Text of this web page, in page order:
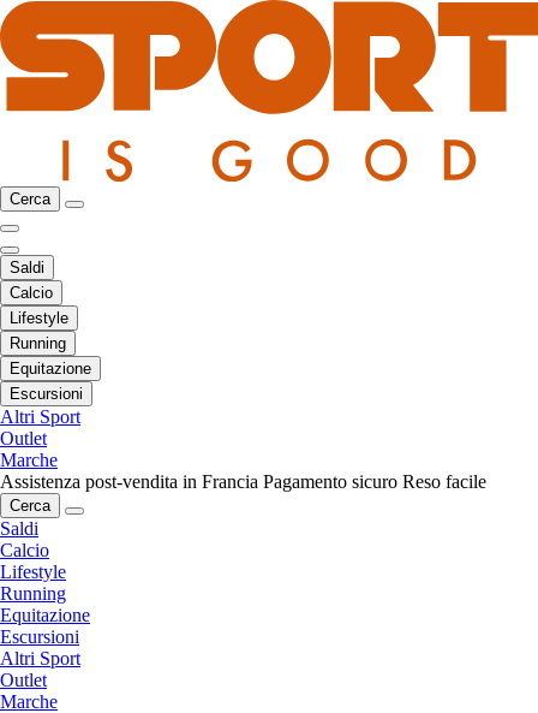
Cerca
Saldi
Calcio
Lifestyle
Running
Equitazione
Escursioni
Altri Sport
Outlet
Marche
Assistenza post-vendita in Francia Pagamento sicuro Reso facile
Cerca
Saldi
Calcio
Lifestyle
Running
Equitazione
Escursioni
Altri Sport
Outlet
Marche